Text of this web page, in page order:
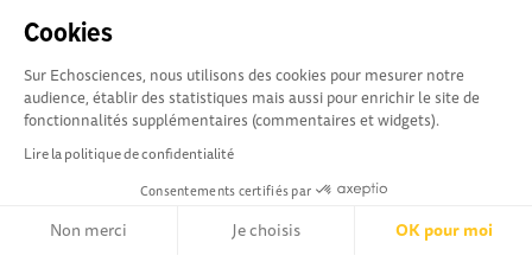
Cookies
Sur Echosciences, nous utilisons des cookies pour mesurer notre
audience, établir des statistiques mais aussi pour enrichir le site de
fonctionnalités supplémentaires (commentaires et widgets).
Lire la politique de confidentialité
Consentements certifiés par
Non merci Je choisis OK pour moi
SIGNALER